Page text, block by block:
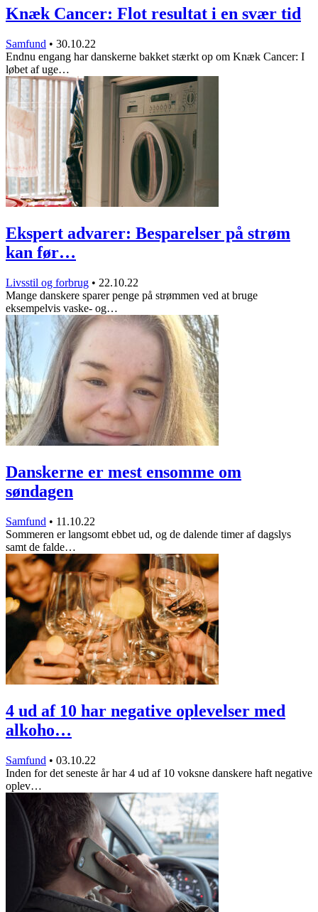
Knæk Cancer: Flot resultat i en svær tid
Samfund • 30.10.22
Endnu engang har danskerne bakket stærkt op om Knæk Cancer: I
løbet af uge…
Ekspert advarer: Besparelser på strøm
kan før…
Livsstil og forbrug • 22.10.22
Mange danskere sparer penge på strømmen ved at bruge
eksempelvis vaske- og…
Danskerne er mest ensomme om
søndagen
Samfund • 11.10.22
Sommeren er langsomt ebbet ud, og de dalende timer af dagslys
samt de falde…
4 ud af 10 har negative oplevelser med
alkoho…
Samfund • 03.10.22
Inden for det seneste år har 4 ud af 10 voksne danskere haft negative
oplev…